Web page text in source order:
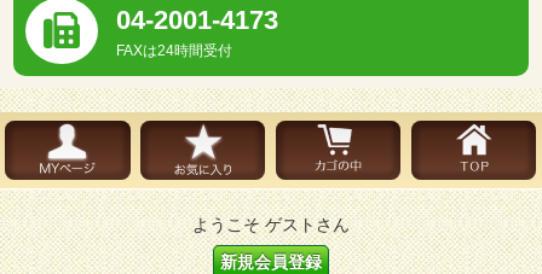
04-2001-4173
FAXは24時間受付
ようこそ ゲストさん
新規会員登録